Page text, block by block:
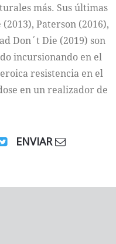
más. Sus últimas
Paterson (2016),
Don´t Die (2019) son
incursionando en el
resistencia en el
en un realizador de
ENVIAR